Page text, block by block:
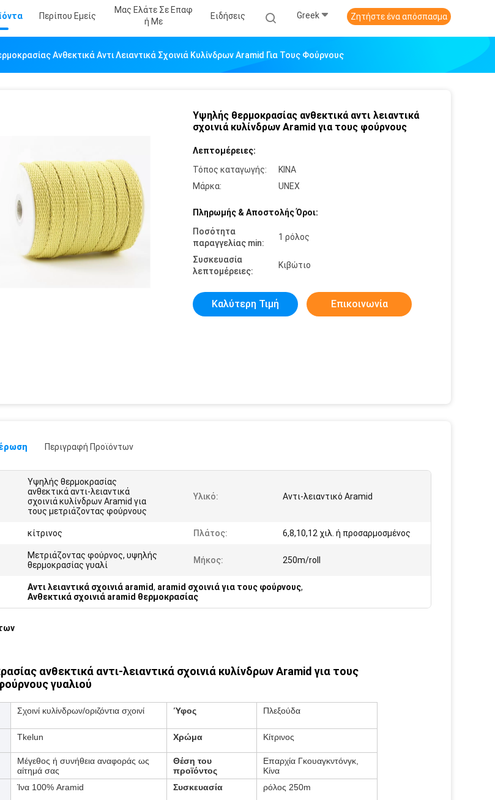
Περίπου Εμείς
Μας Ελάτε Σε Επαφ
Ή Με
Ειδήσεις Greek Ζητήστε ένα απόσπασμα
Ανθεκτικά Αντι Λειαντικά Σχοινιά Κυλίνδρων Aramid Για Τους Φούρνους
Υψηλής θερμοκρασίας ανθεκτικά αντι λειαντικά
σχοινιά κυλίνδρων Aramid για τους φούρνους
Λεπτομέρειες:
Τόπος καταγωγής:
ΚΙΝΑ
Μάρκα:
UNEX
Πληρωμής & Αποστολής Όροι:
Ποσότητα
παραγγελίας min:
1 ρόλος
Συσκευασία
λεπτομέρειες:
Κιβώτιο
Καλύτερη Τιμή Επικοινωνία
Περιγραφή Προϊόντων
Υψηλής θερμοκρασίας
ανθεκτικά αντι-λειαντικά
σχοινιά κυλίνδρων Aramid για
τους μετριάζοντας φούρνους
Υλικό: Αντι-λειαντικό Aramid
κίτρινος Πλάτος: 6,8,10,12 χιλ. ή προσαρμοσμένος
Μετριάζοντας φούρνος, υψηλής
θερμοκρασίας γυαλί
Μήκος: 250m/roll
Αντι λειαντικά σχοινιά aramid, aramid σχοινιά για τους φούρνους,
Ανθεκτικά σχοινιά aramid θερμοκρασίας
ανθεκτικά αντι-λειαντικά σχοινιά κυλίνδρων Aramid για τους
γυαλιού
Σχοινί κυλίνδρων/οριζόντια σχοινί Ύφος Πλεξούδα
Tkelun Χρώμα Κίτρινος
Μέγεθος ή συνήθεια αναφοράς ως
αίτημά σας
Θέση του
προϊόντος
Επαρχία Γκουαγκντόνγκ,
Κίνα
Ίνα 100% Aramid Συσκευασία ρόλος 250m